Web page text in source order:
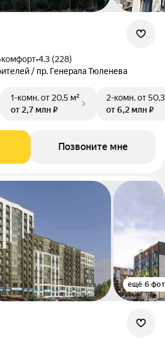
комфорт•4.3 (228)
/ пр. Генерала Тюленева
1-комн.от 20,5 м²
от 2,7 млн ₽
2-комн.от
от 6,2 млн ₽
Позвоните мне
ещё 6